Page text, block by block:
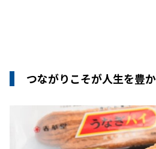
つながりこそが人生を豊